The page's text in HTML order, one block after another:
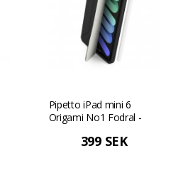
Pipetto iPad mini 6
Origami No1 Fodral -
399 SEK